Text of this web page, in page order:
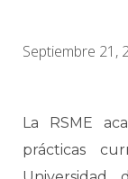
Septiembre 21,
La RSME
prácticas